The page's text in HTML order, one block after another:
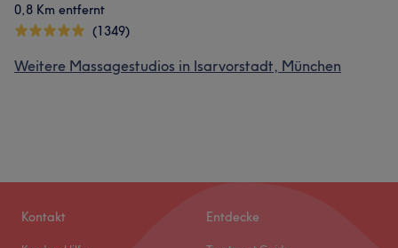
0,8 Km entfernt
(1349)
Weitere Massagestudios in Isarvorstadt, München
Kontakt Entdecke